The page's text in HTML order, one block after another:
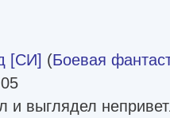
[СИ] (Боевая
и выглядел